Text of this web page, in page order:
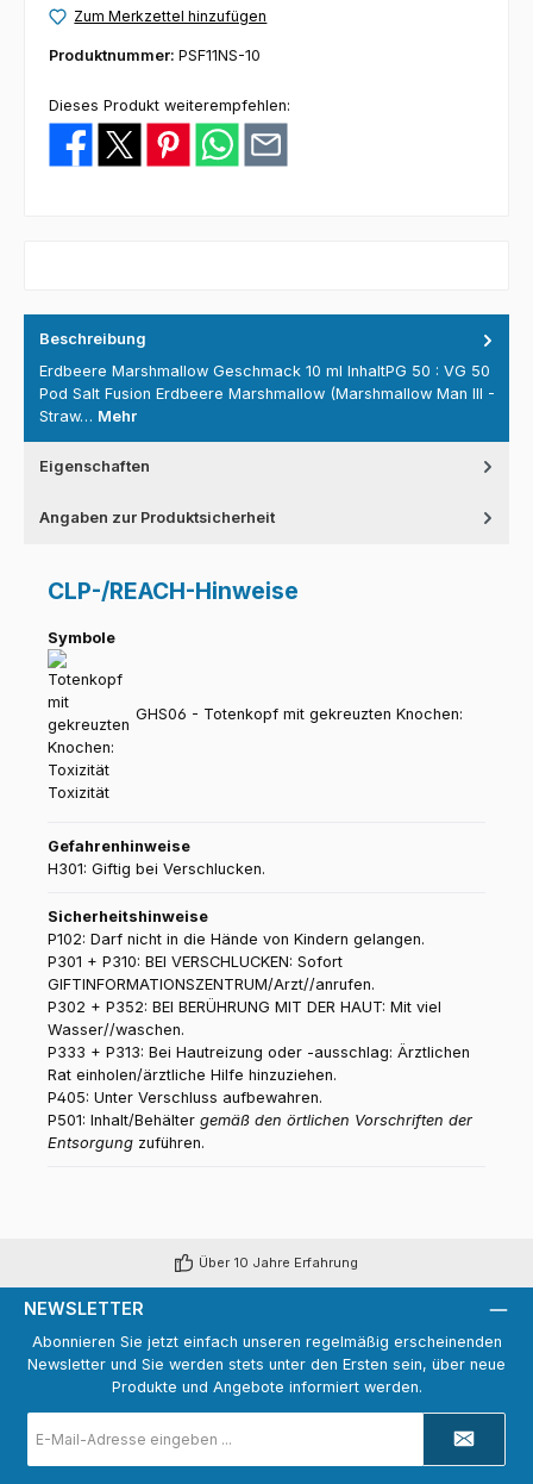
Zum Merkzettel hinzufügen
Produktnummer: PSF11NS-10
Dieses Produkt weiterempfehlen:
Beschreibung
Erdbeere Marshmallow Geschmack 10 ml InhaltPG 50 : VG 50
Pod Salt Fusion Erdbeere Marshmallow (Marshmallow Man III -
Straw… Mehr
Eigenschaften
Angaben zur Produktsicherheit
CLP-/REACH-Hinweise
Symbole
GHS06 - Totenkopf mit gekreuzten Knochen:
Toxizität
Gefahrenhinweise
H301: Giftig bei Verschlucken.
Sicherheitshinweise
P102: Darf nicht in die Hände von Kindern gelangen.
P301 + P310: BEI VERSCHLUCKEN: Sofort
GIFTINFORMATIONSZENTRUM/Arzt//anrufen.
P302 + P352: BEI BERÜHRUNG MIT DER HAUT: Mit viel
Wasser//waschen.
P333 + P313: Bei Hautreizung oder -ausschlag: Ärztlichen
Rat einholen/ärztliche Hilfe hinzuziehen.
P405: Unter Verschluss aufbewahren.
P501: Inhalt/Behälter gemäß den örtlichen Vorschriften der
Entsorgung zuführen.
Über 10 Jahre Erfahrung
NEWSLETTER
Abonnieren Sie jetzt einfach unseren regelmäßig erscheinenden
Newsletter und Sie werden stets unter den Ersten sein, über neue
Produkte und Angebote informiert werden.
Mail-
Adresse